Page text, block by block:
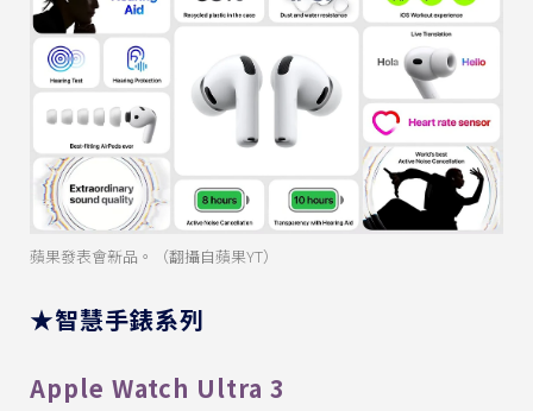
蘋果發表會新品。（翻攝自蘋果YT）
★智慧手錶系列
Apple Watch Ultra 3